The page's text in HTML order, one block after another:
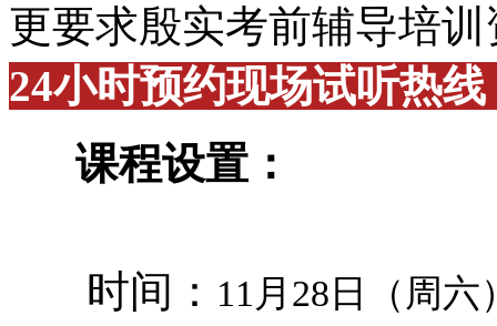
更要求殷实考前辅导培训
24小时预约现场试听热线
课程设置：
时间： 11月28日（周六